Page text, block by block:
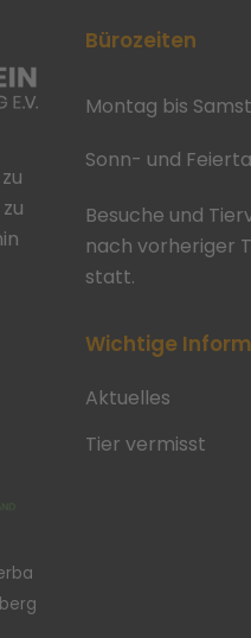
Bürozeiten
Montag bis
Sonn- und
Besuche und
nach vorheriger
statt.
Wichtige
Aktuelles
Tier vermisst